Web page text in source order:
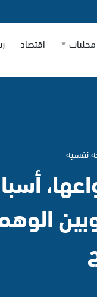
محليات اقتصاد
نفسية